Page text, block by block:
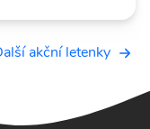
akční letenky